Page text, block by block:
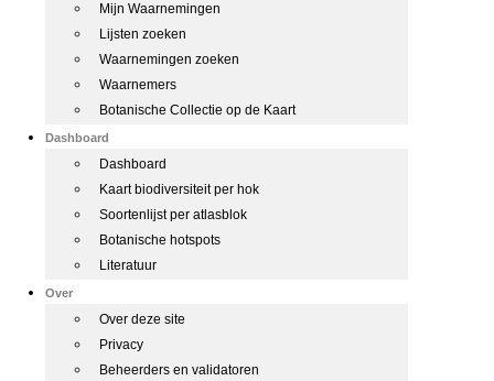
Mijn Waarnemingen
Lijsten zoeken
Waarnemingen zoeken
Waarnemers
Botanische Collectie op de Kaart
Dashboard
Dashboard
Kaart biodiversiteit per hok
Soortenlijst per atlasblok
Botanische hotspots
Literatuur
Over
Over deze site
Privacy
Beheerders en validatoren